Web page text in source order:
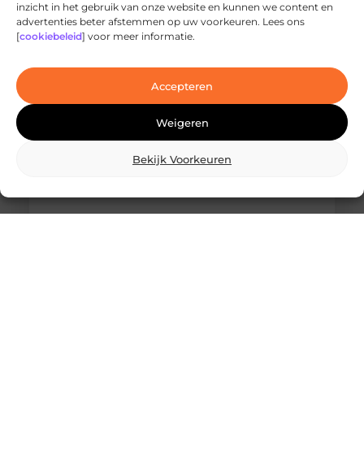
inzicht in het gebruik van onze website en kunnen we content en
advertenties beter afstemmen op uw voorkeuren. Lees ons
[cookiebeleid] voor meer informatie.
Accepteren
Weigeren
Bekijk Voorkeuren
Ontdek de innovatieve behandelingen in
jouw stad
laserbehandelingen in Den Haag? Dan ben je hier